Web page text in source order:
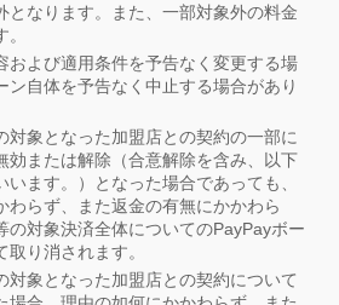
となります。また、一部対象外の料金
および適用条件を予告なく変更する場
ン自体を予告なく中止する場合があり
対象となった加盟店との契約の一部に
効または解除（合意解除を含み、以下
います。）となった場合であっても、
わらず、また返金の有無にかかわら
の対象決済全体についてのPayPayボー
り消されます。
対象となった加盟店との契約について